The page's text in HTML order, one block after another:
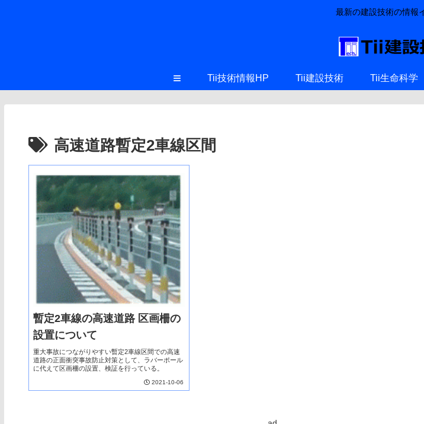
最新の建設技術の情報
≡ Tii技術情報HP Tii建設技術 Tii生命科学
高速道路暫定2車線区間
暫定2車線の高速道路 区画柵の
設置について
重大事故につながりやすい暫定2車線区間での高速
道路の正面衝突事故防止対策として、ラバーポール
に代えて区画柵の設置、検証を行っている。
2021-10-06